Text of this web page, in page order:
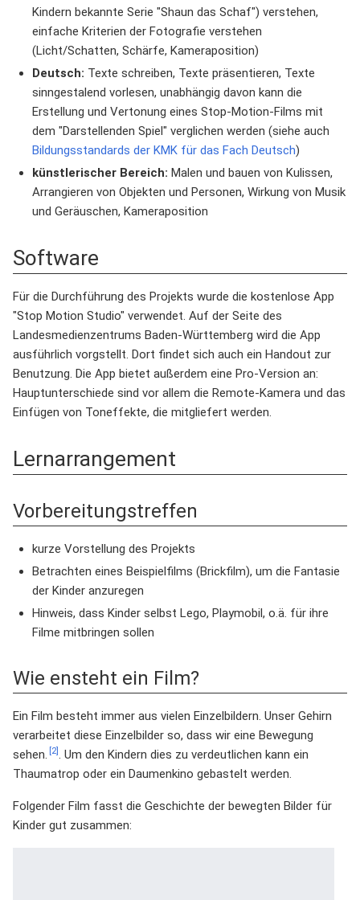
Kindern bekannte Serie "Shaun das Schaf") verstehen,
einfache Kriterien der Fotografie verstehen
(Licht/Schatten, Schärfe, Kameraposition)
Deutsch: Texte schreiben, Texte präsentieren, Texte
sinngestalend vorlesen, unabhängig davon kann die
Erstellung und Vertonung eines Stop-Motion-Films mit
dem "Darstellenden Spiel" verglichen werden (siehe auch
Bildungsstandards der KMK für das Fach Deutsch)
künstlerischer Bereich: Malen und bauen von Kulissen,
Arrangieren von Objekten und Personen, Wirkung von Musik
und Geräuschen, Kameraposition
Software
Für die Durchführung des Projekts wurde die kostenlose App
"Stop Motion Studio" verwendet. Auf der Seite des
Landesmedienzentrums Baden-Württemberg wird die App
ausführlich vorgstellt. Dort findet sich auch ein Handout zur
Benutzung. Die App bietet außerdem eine Pro-Version an:
Hauptunterschiede sind vor allem die Remote-Kamera und das
Einfügen von Toneffekte, die mitgliefert werden.
Lernarrangement
Vorbereitungstreffen
kurze Vorstellung des Projekts
Betrachten eines Beispielfilms (Brickfilm), um die Fantasie
der Kinder anzuregen
Hinweis, dass Kinder selbst Lego, Playmobil, o.ä. für ihre
Filme mitbringen sollen
Wie ensteht ein Film?
Ein Film besteht immer aus vielen Einzelbildern. Unser Gehirn
verarbeitet diese Einzelbilder so, dass wir eine Bewegung
sehen. [2]. Um den Kindern dies zu verdeutlichen kann ein
Thaumatrop oder ein Daumenkino gebastelt werden.
Folgender Film fasst die Geschichte der bewegten Bilder für
Kinder gut zusammen: